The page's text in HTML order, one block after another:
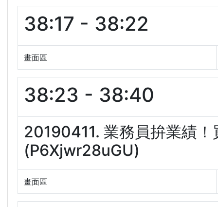
38:17 - 38:22
畫面區
38:23 - 38:40
20190411. 業務員拚業績
(P6Xjwr28uGU)
畫面區